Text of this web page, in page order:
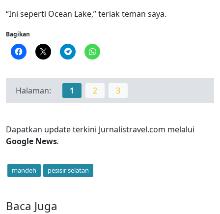
“Ini seperti Ocean Lake,” teriak teman saya.
Bagikan
Halaman: 1 2 3
Dapatkan update terkini Jurnalistravel.com melalui
Google News.
mandeh pesisir selatan
Baca Juga